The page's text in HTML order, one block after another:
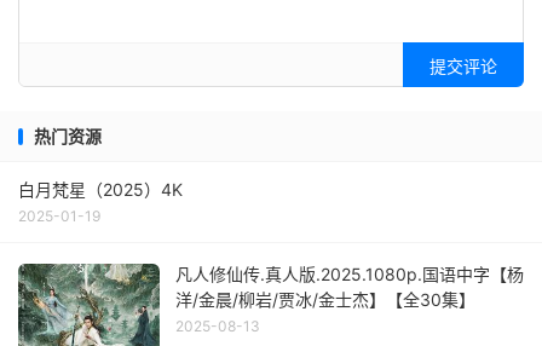
提交评论
热门资源
白月梵星（2025）4K
2025-01-19
凡人修仙传.真人版.2025.1080p.国语中字【杨
洋/金晨/柳岩/贾冰/金士杰】【全30集】
2025-08-13